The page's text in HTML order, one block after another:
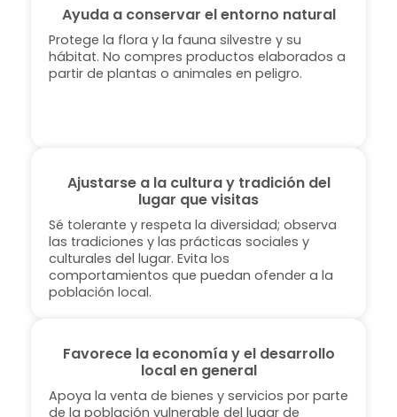
Ayuda a conservar el entorno natural
Protege la flora y la fauna silvestre y su
hábitat. No compres productos elaborados a
partir de plantas o animales en peligro.
Ajustarse a la cultura y tradición del
lugar que visitas
Sé tolerante y respeta la diversidad; observa
las tradiciones y las prácticas sociales y
culturales del lugar. Evita los
comportamientos que puedan ofender a la
población local.
Favorece la economía y el desarrollo
local en general
Apoya la venta de bienes y servicios por parte
de la población vulnerable del lugar de